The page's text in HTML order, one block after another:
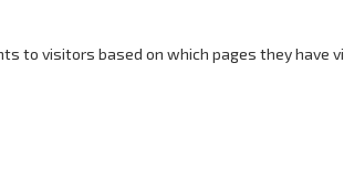
to visitors based on which pages they